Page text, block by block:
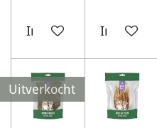
In winkelwagen
In
Uitverkocht